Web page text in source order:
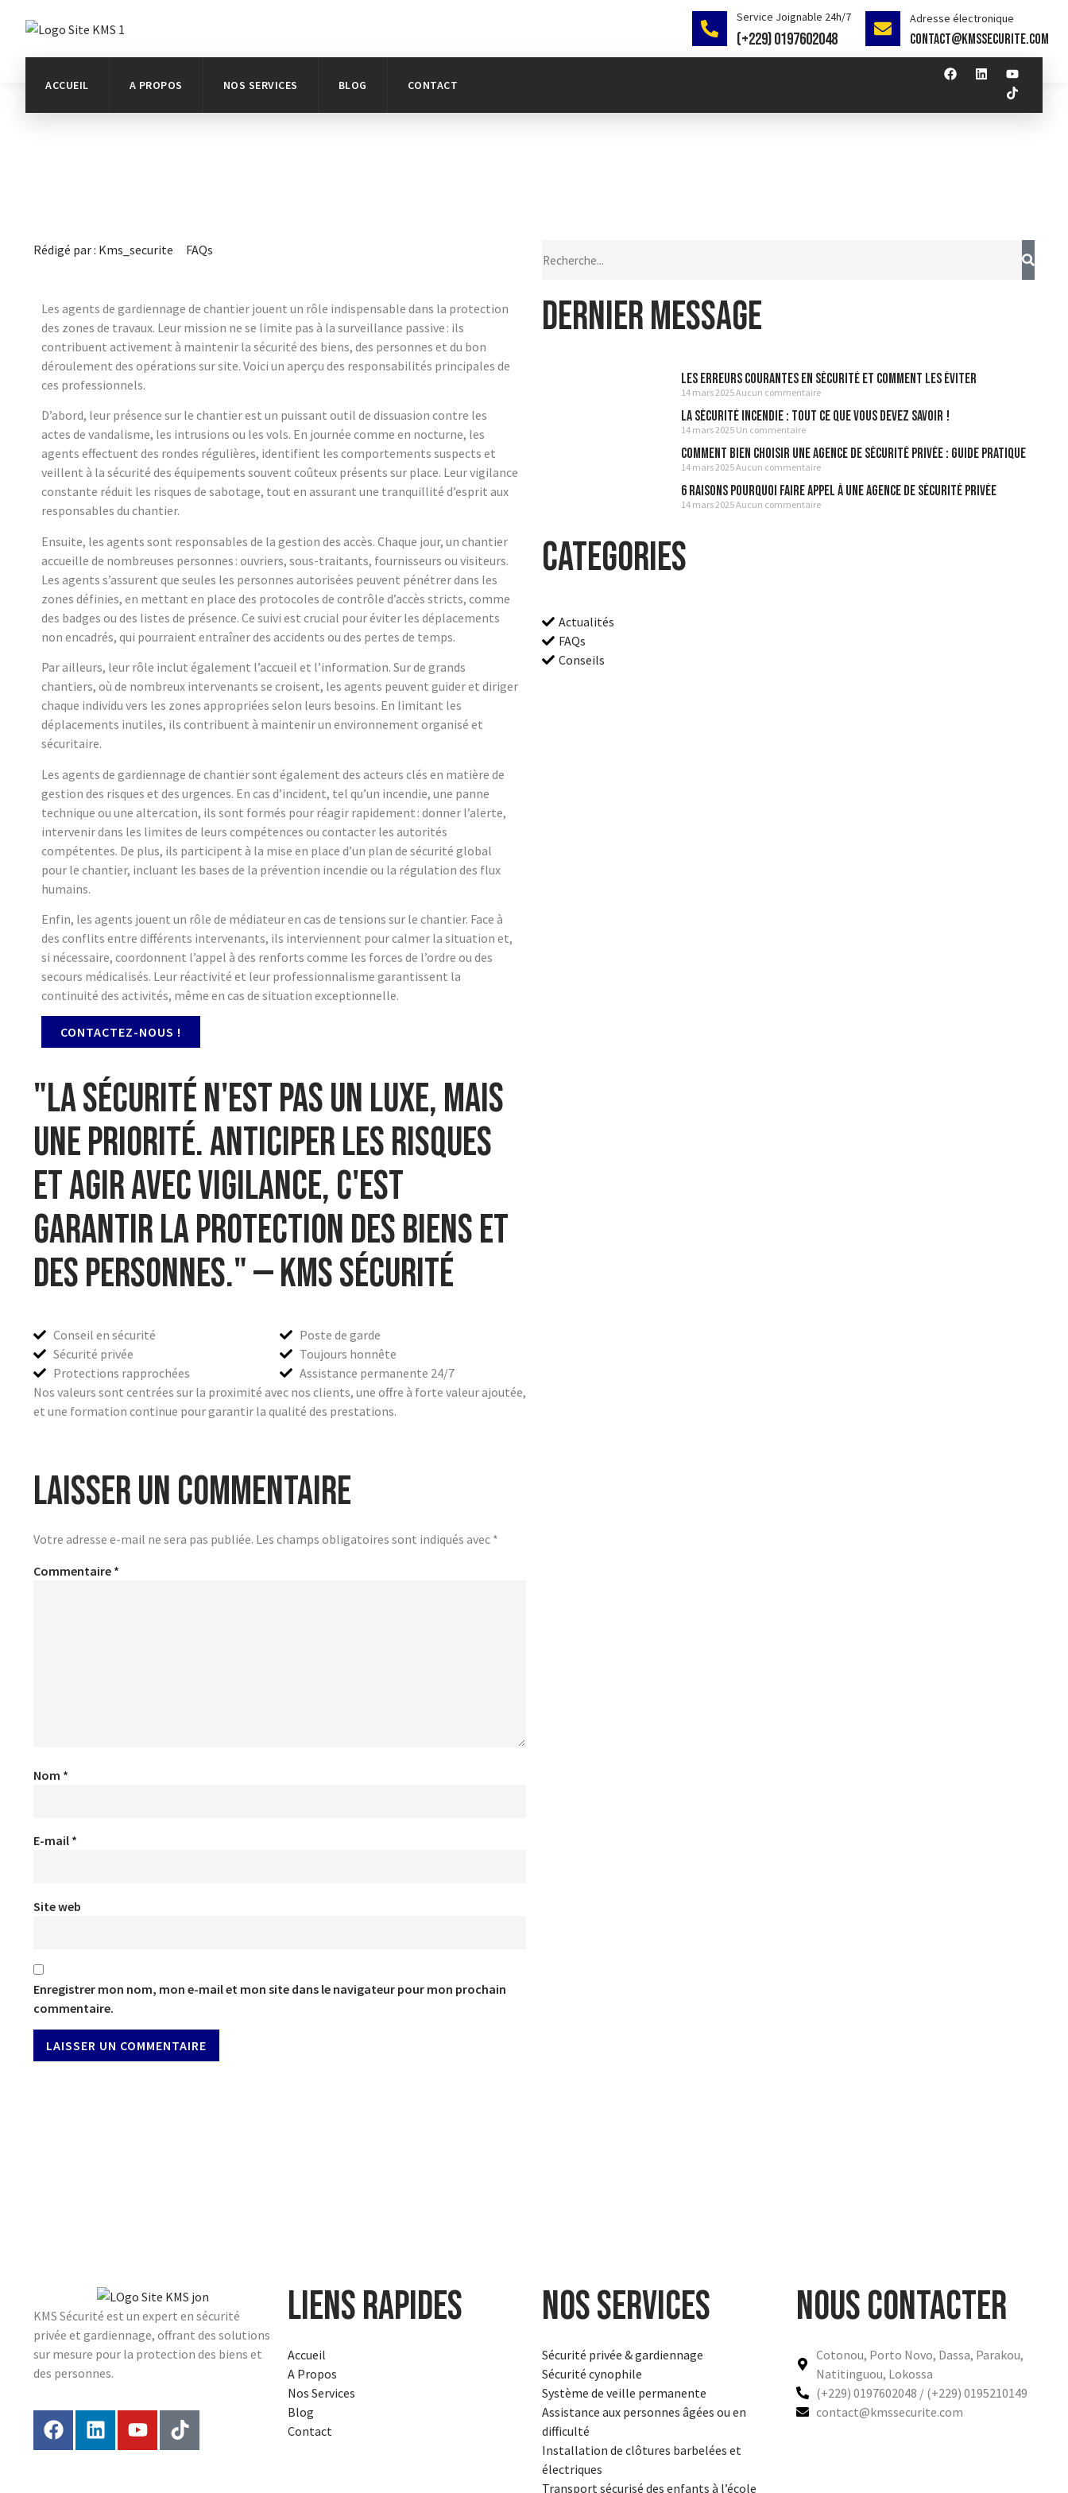
Service Joignable 24h/7
(+229) 0197602048
Adresse électronique
contact@kmssecurite.com
ACCUEIL A PROPOS NOS SERVICES BLOG CONTACT
Rédigé par : Kms_securite FAQs
Les agents de gardiennage de chantier jouent un rôle indispensable dans la protection
des zones de travaux. Leur mission ne se limite pas à la surveillance passive : ils
contribuent activement à maintenir la sécurité des biens, des personnes et du bon
déroulement des opérations sur site. Voici un aperçu des responsabilités principales de
ces professionnels.
D’abord, leur présence sur le chantier est un puissant outil de dissuasion contre les
actes de vandalisme, les intrusions ou les vols. En journée comme en nocturne, les
agents effectuent des rondes régulières, identifient les comportements suspects et
veillent à la sécurité des équipements souvent coûteux présents sur place. Leur vigilance
constante réduit les risques de sabotage, tout en assurant une tranquillité d’esprit aux
responsables du chantier.
Ensuite, les agents sont responsables de la gestion des accès. Chaque jour, un chantier
accueille de nombreuses personnes : ouvriers, sous-traitants, fournisseurs ou visiteurs.
Les agents s’assurent que seules les personnes autorisées peuvent pénétrer dans les
zones définies, en mettant en place des protocoles de contrôle d’accès stricts, comme
des badges ou des listes de présence. Ce suivi est crucial pour éviter les déplacements
non encadrés, qui pourraient entraîner des accidents ou des pertes de temps.
Par ailleurs, leur rôle inclut également l’accueil et l’information. Sur de grands
chantiers, où de nombreux intervenants se croisent, les agents peuvent guider et diriger
chaque individu vers les zones appropriées selon leurs besoins. En limitant les
déplacements inutiles, ils contribuent à maintenir un environnement organisé et
sécuritaire.
Les agents de gardiennage de chantier sont également des acteurs clés en matière de
gestion des risques et des urgences. En cas d’incident, tel qu’un incendie, une panne
technique ou une altercation, ils sont formés pour réagir rapidement : donner l’alerte,
intervenir dans les limites de leurs compétences ou contacter les autorités
compétentes. De plus, ils participent à la mise en place d’un plan de sécurité global
pour le chantier, incluant les bases de la prévention incendie ou la régulation des flux
humains.
Enfin, les agents jouent un rôle de médiateur en cas de tensions sur le chantier. Face à
des conflits entre différents intervenants, ils interviennent pour calmer la situation et,
si nécessaire, coordonnent l’appel à des renforts comme les forces de l’ordre ou des
secours médicalisés. Leur réactivité et leur professionnalisme garantissent la
continuité des activités, même en cas de situation exceptionnelle.
CONTACTEZ-NOUS !
"La sécurité n'est pas un luxe, mais
une priorité. Anticiper les risques
et agir avec vigilance, c'est
garantir la protection des biens et
des personnes."— KMS Sécurité
Conseil en sécurité
Sécurité privée
Protections rapprochées
Poste de garde
Toujours honnête
Assistance permanente 24/7
Nos valeurs sont centrées sur la proximité avec nos clients, une offre à forte valeur ajoutée,
et une formation continue pour garantir la qualité des prestations.
Laisser un commentaire
Votre adresse e-mail ne sera pas publiée. Les champs obligatoires sont indiqués avec *
Commentaire *
Nom *
E-mail *
Site web
Enregistrer mon nom, mon e-mail et mon site dans le navigateur pour mon prochain
commentaire.
Dernier message
Les Erreurs Courantes en Sécurité et Comment les Éviter
14 mars 2025Aucun commentaire
La sécurité incendie : tout ce que vous devez savoir !
14 mars 2025 Un commentaire
Comment Bien Choisir une Agence de Sécurité Privée : Guide Pratique
14 mars 2025Aucun commentaire
6 Raisons Pourquoi Faire Appel à une Agence de Sécurité Privée
14 mars 2025Aucun commentaire
Categories
Actualités
FAQs
Conseils
KMS Sécurité est un expert en sécurité
privée et gardiennage, offrant des solutions
sur mesure pour la protection des biens et
des personnes.
Liens rapides
Accueil
A Propos
Nos Services
Blog
Contact
Nos services
Sécurité privée & gardiennage
Sécurité cynophile
Système de veille permanente
Assistance aux personnes âgées ou en
difficulté
Installation de clôtures barbelées et
électriques
Transport sécurisé des enfants à l’école
Nous contacter
Cotonou, Porto Novo, Dassa, Parakou,
Natitinguou, Lokossa
(+229) 0197602048 / (+229) 0195210149
contact@kmssecurite.com